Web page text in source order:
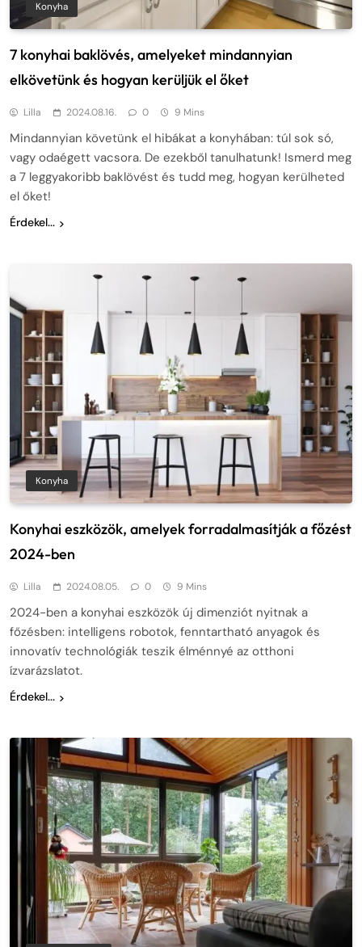
Konyha
7 konyhai baklövés, amelyeket mindannyian
elkövetünk és hogyan kerüljük el őket
Lilla 2024.08.16. 0 9 Mins
Mindannyian követünk el hibákat a konyhában: túl sok só,
vagy odaégett vacsora. De ezekből tanulhatunk! Ismerd meg
a 7 leggyakoribb baklövést és tudd meg, hogyan kerülheted
el őket!
Érdekel...
Konyha
Konyhai eszközök, amelyek forradalmasítják a főzést
2024-ben
Lilla 2024.08.05. 0 9 Mins
2024-ben a konyhai eszközök új dimenziót nyitnak a
főzésben: intelligens robotok, fenntartható anyagok és
innovatív technológiák teszik élménnyé az otthoni
ízvarázslatot.
Érdekel...